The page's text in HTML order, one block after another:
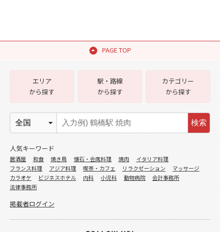
PAGE TOP
エリア
から探す
駅・路線
から探す
カテゴリー
から探す
検索
人気キーワード
居酒屋 和食 焼き鳥 懐石・会席料理 焼肉
イタリア料理
フランス料理
アジア料理 喫茶・カフェ リラクゼーション
マッサージ
カラオケ
ビジネスホテル 内科 小児科 動物病院
会計事務所
法律事務所
掲載者ログイン